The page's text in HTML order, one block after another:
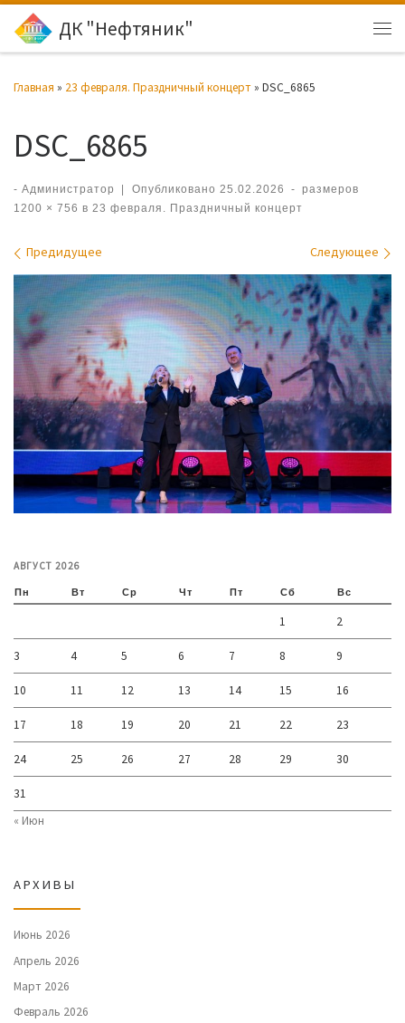
Перейти к содержимому
ДК "Нефтяник"
Главная » 23 февраля. Праздничный концерт » DSC_6865
DSC_6865
- Администратор | Опубликовано 25.02.2026 -
размеров
1200 × 756 в 23 февраля. Праздничный концерт
Навигация по изображениям
Предидущее Следующее
АВГУСТ 2026
Пн Вт Ср Чт Пт Сб Вс
1 2
3 4 5 6 7 8 9
10 11 12 13 14 15 16
17 18 19 20 21 22 23
24 25 26 27 28 29 30
31
« Июн
АРХИВЫ
Июнь 2026
Апрель 2026
Март 2026
Февраль 2026